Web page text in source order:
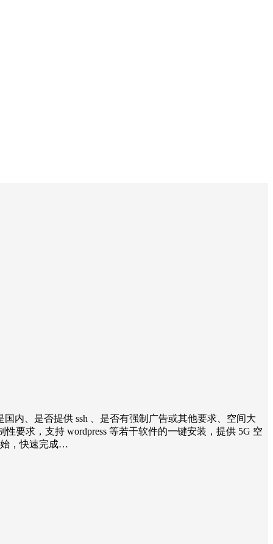
内、是否提供 ssh 、是否有强制广告或其他要求、空间大
要求，支持 wordpress 等若干软件的一键安装，提供 5G 空
始，快速完成…